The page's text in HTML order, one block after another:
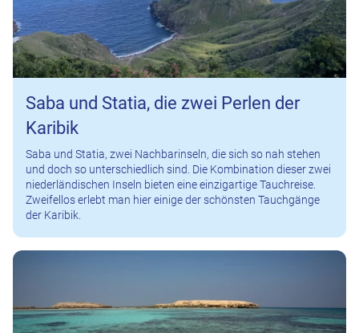
Saba und Statia, die zwei Perlen der
Karibik
Saba und Statia, zwei Nachbarinseln, die sich so nah stehen
und doch so unterschiedlich sind. Die Kombination dieser zwei
niederländischen Inseln bieten eine einzigartige Tauchreise.
Zweifellos erlebt man hier einige der schönsten Tauchgänge
der Karibik.